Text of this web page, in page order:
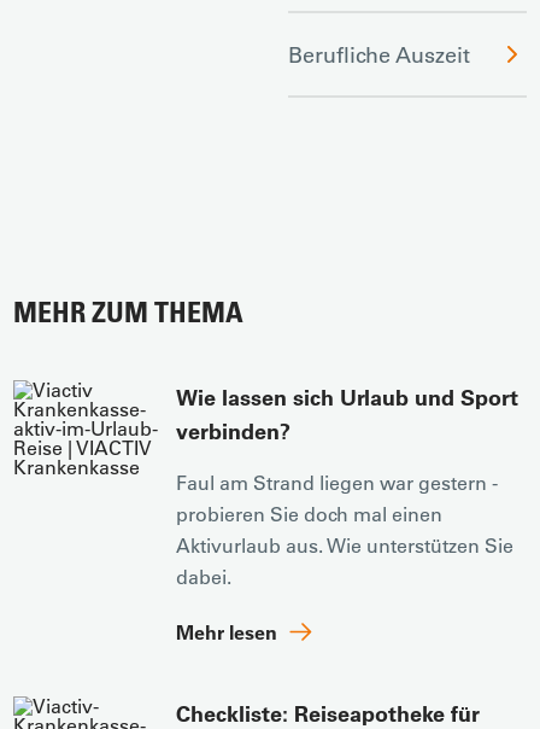
Berufliche Auszeit
MEHR ZUM THEMA
Wie lassen sich Urlaub und Sport
verbinden?
Faul am Strand liegen war gestern -
probieren Sie doch mal einen
Aktivurlaub aus. Wie unterstützen Sie
dabei.
Mehr lesen
Checkliste: Reiseapotheke für